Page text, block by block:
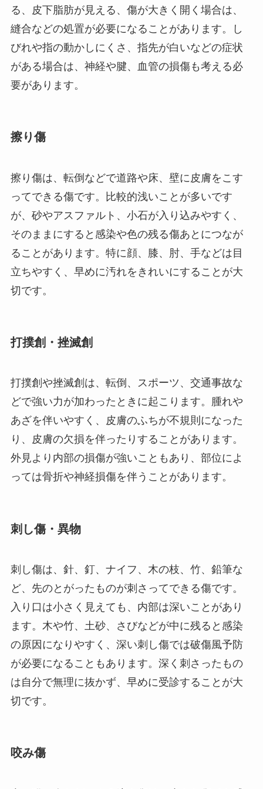
る、皮下脂肪が見える、傷が大きく開く場合は、
縫合などの処置が必要になることがあります。し
びれや指の動かしにくさ、指先が白いなどの症状
がある場合は、神経や腱、血管の損傷も考える必
要があります。
擦り傷
擦り傷は、転倒などで道路や床、壁に皮膚をこす
ってできる傷です。比較的浅いことが多いです
が、砂やアスファルト、小石が入り込みやすく、
そのままにすると感染や色の残る傷あとにつなが
ることがあります。特に顔、膝、肘、手などは目
立ちやすく、早めに汚れをきれいにすることが大
切です。
打撲創・挫滅創
打撲創や挫滅創は、転倒、スポーツ、交通事故な
どで強い力が加わったときに起こります。腫れや
あざを伴いやすく、皮膚のふちが不規則になった
り、皮膚の欠損を伴ったりすることがあります。
外見より内部の損傷が強いこともあり、部位によ
っては骨折や神経損傷を伴うことがあります。
刺し傷・異物
刺し傷は、針、釘、ナイフ、木の枝、竹、鉛筆な
ど、先のとがったものが刺さってできる傷です。
入り口は小さく見えても、内部は深いことがあり
ます。木や竹、土砂、さびなどが中に残ると感染
の原因になりやすく、深い刺し傷では破傷風予防
が必要になることもあります。深く刺さったもの
は自分で無理に抜かず、早めに受診することが大
切です。
咬み傷